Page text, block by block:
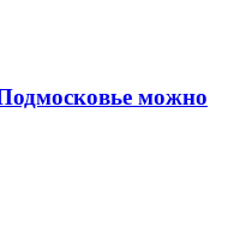
можно